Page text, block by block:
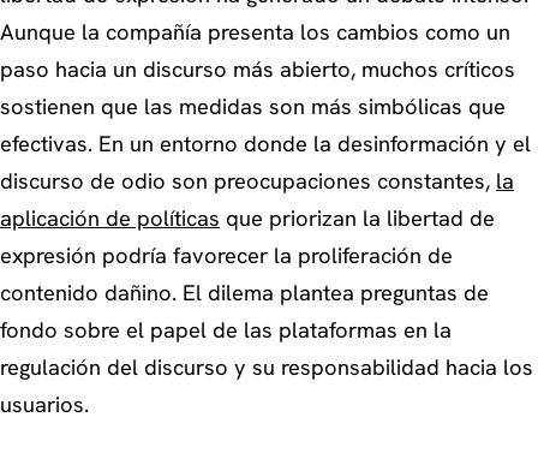
Aunque la compañía presenta los cambios como un
paso hacia un discurso más abierto, muchos críticos
sostienen que las medidas son más simbólicas que
efectivas. En un entorno donde la desinformación y el
discurso de odio son preocupaciones constantes, la
aplicación de políticas que priorizan la libertad de
expresión podría favorecer la proliferación de
contenido dañino. El dilema plantea preguntas de
fondo sobre el papel de las plataformas en la
regulación del discurso y su responsabilidad hacia los
usuarios.